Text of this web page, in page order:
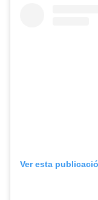
Ver esta